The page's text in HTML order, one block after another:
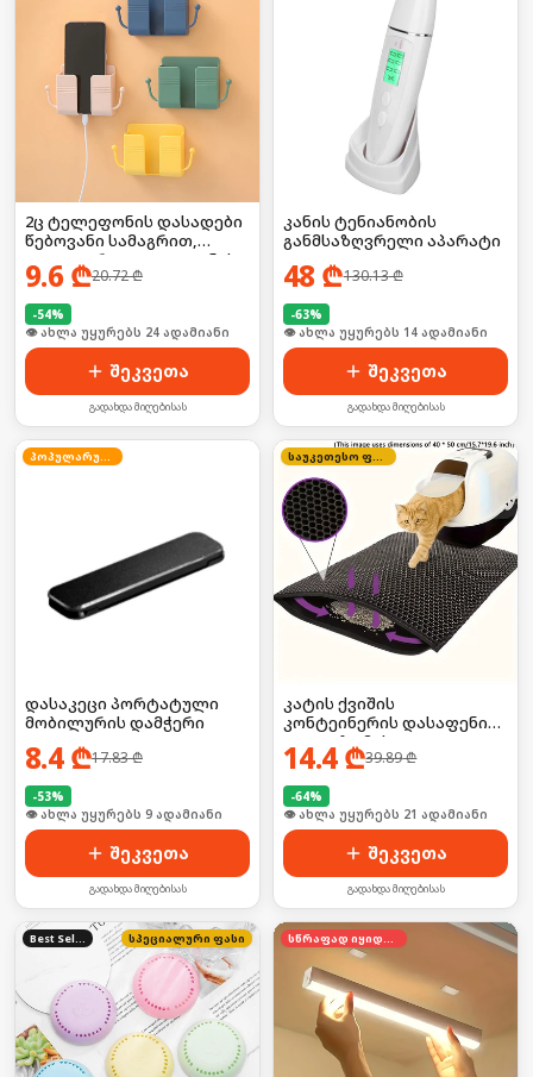
2ც ტელეფონის დასადები
წებოვანი სამაგრით,
იდეალურია ტელეფონის
დასატენად
9.6 ₾20.72₾
-54%
🛒 ბოლო 24სთ-ში იყიდა 31-მა
შეკვეთა
გადახდა მიღებისას
კანის ტენიანობის
განმსაზღვრელი აპარატი
48 ₾130.13₾
-63%
🛒 ბოლო 24სთ-ში იყიდა 18-მა
შეკვეთა
გადახდა მიღებისას
პოპულარული
დასაკეცი პორტატული
მობილურის დამჭერი
8.4₾17.83₾
-53%
🛒 ბოლო 24სთ-ში იყიდა 16-მა
შეკვეთა
გადახდა მიღებისას
საუკეთესო ფასი
კატის ქვიშის
კონტეინერის დასაფენი
(დიდი ზომის)
14.4₾39.89₾
-64%
🛒 ბოლო 24სთ-ში იყიდა 33-მა
შეკვეთა
გადახდა მიღებისას
Best Seller სპეციალური ფასი სწრაფად იყიდება